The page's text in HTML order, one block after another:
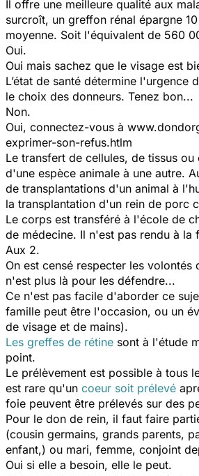
Il offre une meilleure qualité aux
surcroît, un greffon rénal épargne
moyenne. Soit l'équivalent de 560
Oui.
Oui mais sachez que le visage est
L’état de santé détermine l'urgence
le choix des donneurs. Tenez bon...
Non.
Oui, connectez-vous à
exprimer-son-refus.htlm
Le transfert de cellules, de tissus
d'une espèce animale à une autre.
de transplantations d'un animal à
la transplantation d'un rein de porc
Le corps est transféré à l'école de
de médecine. Il n'est pas rendu à la
Aux 2.
On est censé respecter les volontés
n'est plus là pour les défendre...
Ce n'est pas facile d'aborder ce
famille peut être l'occasion, ou un
de visage et de mains).
Les greffes de rétine sont à l'étude
point.
Le prélèvement est possible à tous
est rare qu'un coeur soit prélevé
foie peuvent être prélevés sur des
Pour le don de rein, il faut faire
(cousin germains, grands parents,
enfant,) ou mari, femme, conjoint
Oui si elle a besoin, elle le peut.